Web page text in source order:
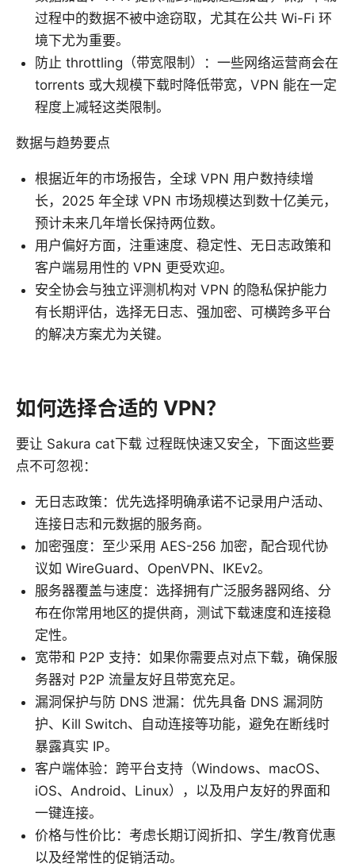
过程中的数据不被中途窃取，尤其在公共 Wi-Fi 环
境下尤为重要。
防止 throttling（带宽限制）：一些网络运营商会在
torrents 或大规模下载时降低带宽，VPN 能在一定
程度上减轻这类限制。
数据与趋势要点
根据近年的市场报告，全球 VPN 用户数持续增
长，2025 年全球 VPN 市场规模达到数十亿美元，
预计未来几年增长保持两位数。
用户偏好方面，注重速度、稳定性、无日志政策和
客户端易用性的 VPN 更受欢迎。
安全协会与独立评测机构对 VPN 的隐私保护能力
有长期评估，选择无日志、强加密、可横跨多平台
的解决方案尤为关键。
如何选择合适的 VPN？
要让 Sakura cat下载 过程既快速又安全，下面这些要
点不可忽视：
无日志政策：优先选择明确承诺不记录用户活动、
连接日志和元数据的服务商。
加密强度：至少采用 AES-256 加密，配合现代协
议如 WireGuard、OpenVPN、IKEv2。
服务器覆盖与速度：选择拥有广泛服务器网络、分
布在你常用地区的提供商，测试下载速度和连接稳
定性。
宽带和 P2P 支持：如果你需要点对点下载，确保服
务器对 P2P 流量友好且带宽充足。
漏洞保护与防 DNS 泄漏：优先具备 DNS 漏洞防
护、Kill Switch、自动连接等功能，避免在断线时
暴露真实 IP。
客户端体验：跨平台支持（Windows、macOS、
iOS、Android、Linux），以及用户友好的界面和
一键连接。
价格与性价比：考虑长期订阅折扣、学生/教育优惠
以及经常性的促销活动。